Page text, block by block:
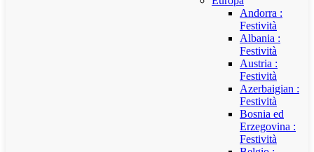
Andorra :
Festività
Albania :
Festività
Austria :
Festività
Azerbaigian :
Festività
Bosnia ed
Erzegovina :
Festività